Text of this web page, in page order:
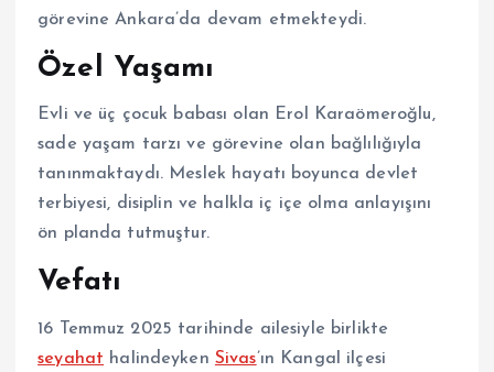
görevine Ankara’da devam etmekteydi.
Özel Yaşamı
Evli ve üç çocuk babası olan Erol Karaömeroğlu,
sade yaşam tarzı ve görevine olan bağlılığıyla
tanınmaktaydı. Meslek hayatı boyunca devlet
terbiyesi, disiplin ve halkla iç içe olma anlayışını
ön planda tutmuştur.
Vefatı
16 Temmuz 2025 tarihinde ailesiyle birlikte
seyahat halindeyken Sivas’ın Kangal ilçesi